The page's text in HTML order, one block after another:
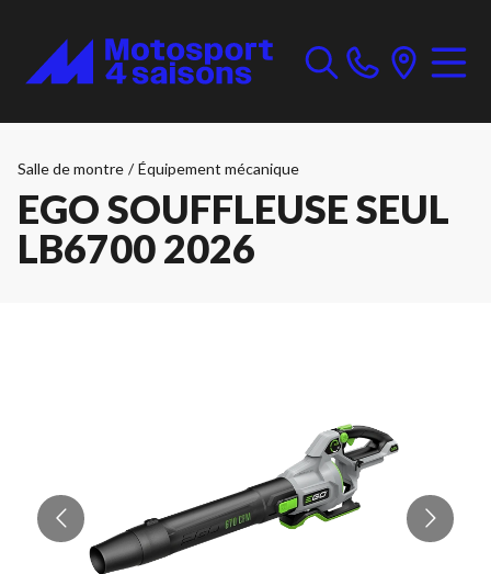
Salle de montre / Équipement mécanique
EGO SOUFFLEUSE SEUL
LB6700 2026